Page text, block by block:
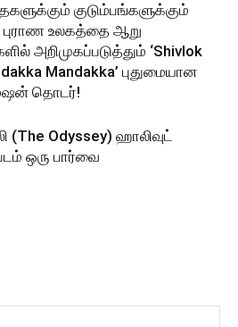
குடும்பங்களுக்கும்
புராண உலகத்தை ஆறு
அறிமுகப்படுத்தும் ‘Shivlok
Mandakka’ புதுமையான
தொடர்!
(The Odyssey) ஹாலிவுட்
ஒரு பார்வை